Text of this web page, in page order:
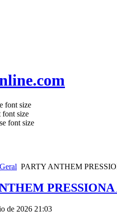
Geral PARTY ANTHEM
de 2026 21:03